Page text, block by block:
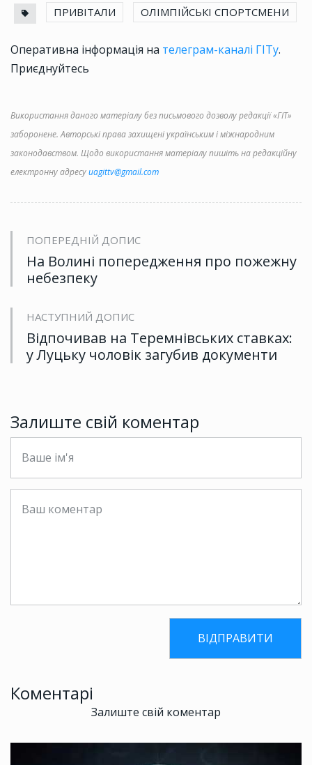
ПРИВІТАЛИ ОЛІМПІЙСЬКІ СПОРТСМЕНИ
Оперативна інформація на телеграм-каналі ГІТу.
Приєднуйтесь
Використання даного матеріалу без письмового дозволу редакції «ГІТ»
заборонене. Авторські права захищені українським і міжнародним
законодавством. Щодо використання матеріалу пишіть на редакційну
електронну адресуuagittv@gmail.com
ПОПЕРЕДНІЙ ДОПИС
На Волині попередження про пожежну
небезпеку
НАСТУПНИЙ ДОПИС
Відпочивав на Теремнівських ставках:
у Луцьку чоловік загубив документи
Залиште свій коментар
Коментарі
Залиште свій коментар